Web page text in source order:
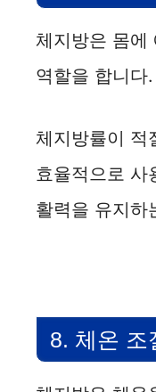
체지방은 몸에
역할을 합니다.
체지방률이 적
효율적으로 사
활력을 유지하
8. 체온 조